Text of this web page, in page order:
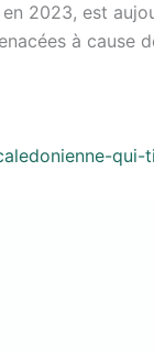
2023, est
à cause